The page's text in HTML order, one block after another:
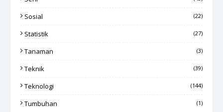
Sosial (22)
Statistik (27)
Tanaman (3)
Teknik (39)
Teknologi (144)
Tumbuhan (1)